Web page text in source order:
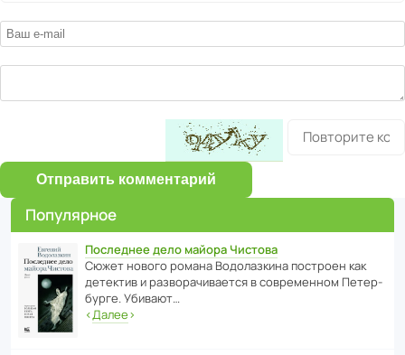
Отправить комментарий
Популярное
Последнее дело майора Чистова
Сюжет нового романа Водо­ла­з­кина пост­роен как
дете­ктив и разво­ра­чи­ва­ется в совре­менном Пете­р­
бурге. Убивают…
‹Далее›